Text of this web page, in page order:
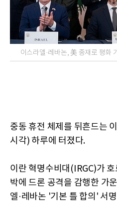
이스라엘·레바논, 美 중재로 평화
중동 휴전 체제를 뒤흔드는
시각) 하루에 터졌다.
이란 혁명수비대(IRGC)가
박에 드론 공격을 감행한 가
엘·레바논 '기본 틀 합의' 서